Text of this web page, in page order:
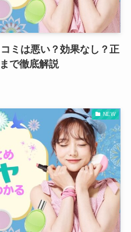
ミは悪い？効果なし？正
で徹底解説
NEW